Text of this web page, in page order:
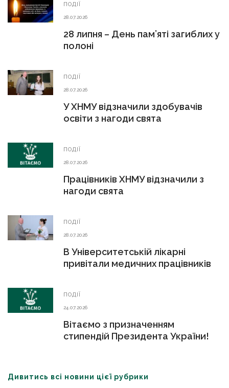
ПОДІЇ
28.07.2026
28 липня – День пам’яті загиблих у
полоні
ПОДІЇ
28.07.2026
У ХНМУ відзначили здобувачів
освіти з нагоди свята
ПОДІЇ
28.07.2026
Працівників ХНМУ відзначили з
нагоди свята
ПОДІЇ
28.07.2026
В Університетській лікарні
привітали медичних працівників
ПОДІЇ
24.07.2026
Вітаємо з призначенням
стипендій Президента України!
Дивитись всі новини цієї рубрики